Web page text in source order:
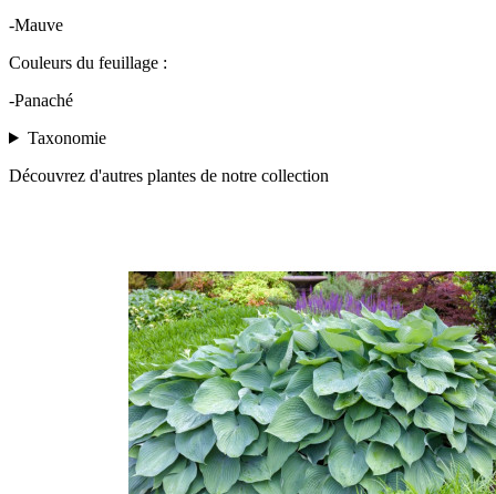
-Mauve
Couleurs du feuillage :
-Panaché
Taxonomie
Découvrez d'autres plantes de notre collection